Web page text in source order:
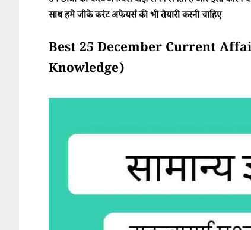
साथ हमे जीके करंट अफेयर्स की भी तैयारी करनी चाहिए
Best 25 December Current
Knowledge)